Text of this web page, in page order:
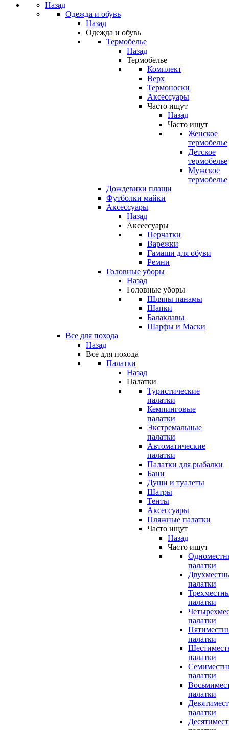
Назад
Одежда и обувь
Назад
Одежда и обувь
Термобелье
Назад
Термобелье
Комплект
Верх
Термоноски
Аксессуары
Часто ищут
Назад
Часто ищут
Женское
термобелье
Детское
термобелье
Мужское
термобелье
Дождевики плащи
Футболки майки
Аксессуары
Назад
Аксессуары
Перчатки
Варежки
Гамаши для обуви
Ремни
Головные уборы
Назад
Головные уборы
Шляпы панамы
Шапки
Балаклавы
Шарфы и Маски
Все для похода
Назад
Все для похода
Палатки
Назад
Палатки
Туристические
палатки
Кемпинговые
палатки
Экстремальные
палатки
Автоматические
палатки
Палатки для рыбалки
Бани
Души и туалеты
Шатры
Тенты
Аксессуары
Пляжные палатки
Часто ищут
Назад
Часто ищут
палатки
палатки
палатки
палатки
палатки
палатки
палатки
палатки
палатки